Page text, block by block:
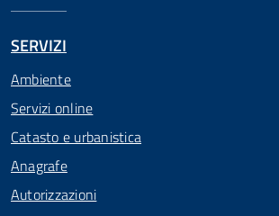
SERVIZI
Ambiente
Servizi online
Catasto e urbanistica
Anagrafe
Autorizzazioni